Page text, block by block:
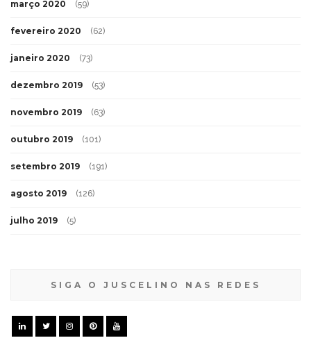
março 2020 (59)
fevereiro 2020 (62)
janeiro 2020 (73)
dezembro 2019 (53)
novembro 2019 (63)
outubro 2019 (101)
setembro 2019 (191)
agosto 2019 (126)
julho 2019 (5)
SIGA O JUSCELINO NAS REDES